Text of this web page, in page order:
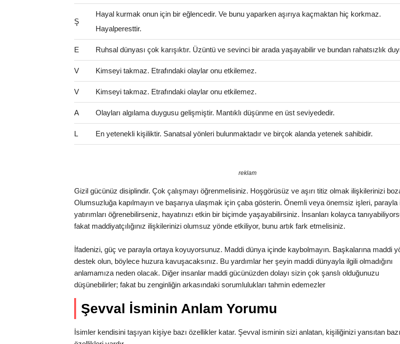
Ş
Hayal kurmak onun için bir eğlencedir. Ve bunu yaparken aşırıya kaçmaktan hiç korkmaz.
Hayalperesttir.
E Ruhsal dünyası çok karışıktır. Üzüntü ve sevinci bir arada yaşayabilir ve bundan rahatsızlık
V Kimseyi takmaz. Etrafındaki olaylar onu etkilemez.
V Kimseyi takmaz. Etrafındaki olaylar onu etkilemez.
A Olayları algılama duygusu gelişmiştir. Mantıklı düşünme en üst seviyededir.
L En yetenekli kişiliktir. Sanatsal yönleri bulunmaktadır ve birçok alanda yetenek sahibidir.
reklam
Gizil gücünüz disiplindir. Çok çalışmayı öğrenmelisiniz. Hoşgörüsüz ve aşırı titiz olmak ilişkilerinizi
Olumsuzluğa kapılmayın ve başarıya ulaşmak için çaba gösterin. Önemli veya önemsiz işleri, parayla
yatırımları öğrenebilirseniz, hayatınızı etkin bir biçimde yaşayabilirsiniz. İnsanları kolayca
fakat maddiyatçılığınız ilişkilerinizi olumsuz yönde etkiliyor, bunu artık fark etmelisiniz.
İfadenizi, güç ve parayla ortaya koyuyorsunuz. Maddi dünya içinde kaybolmayın. Başkalarına maddi
destek olun, böylece huzura kavuşacaksınız. Bu yardımlar her şeyin maddi dünyayla ilgili olmadığını
anlamamıza neden olacak. Diğer insanlar maddi gücünüzden dolayı sizin çok şanslı olduğunuzu
düşünebilirler; fakat bu zenginliğin arkasındaki sorumlulukları tahmin edemezler
Şevval İsminin Anlam Yorumu
İsimler kendisini taşıyan kişiye bazı özellikler katar. Şevval isminin sizi anlatan, kişiliğinizi yansıtan bazı